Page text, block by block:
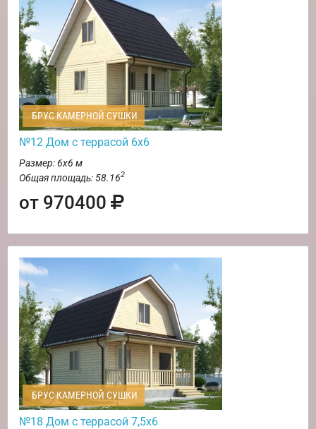
БРУС КАМЕРНОЙ СУШКИ
№12 Дом с террасой 6х6
Размер: 6х6 м
Общая площадь: 58.162
от 970400
БРУС КАМЕРНОЙ СУШКИ
№18 Дом с террасой 7,5х6